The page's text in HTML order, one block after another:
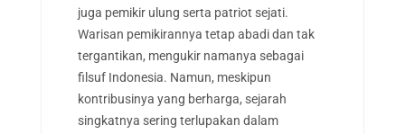
juga pemikir ulung serta patriot sejati.
Warisan pemikirannya tetap abadi dan tak
tergantikan, mengukir namanya sebagai
filsuf Indonesia. Namun, meskipun
kontribusinya yang berharga, sejarah
singkatnya sering terlupakan dalam